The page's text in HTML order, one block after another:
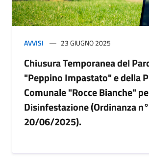
AVVISI 23 GIUGNO 2025
Chiusura Temporanea del
"Peppino Impastato" e della
Comunale "Rocce Bianche"
Disinfestazione (Ordinanza
20/06/2025).